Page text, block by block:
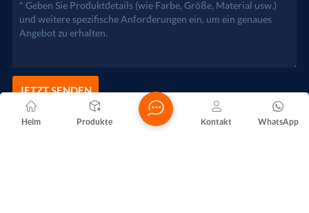
JETZT SENDEN
Heim Produkte WhatsApp
Kontakt